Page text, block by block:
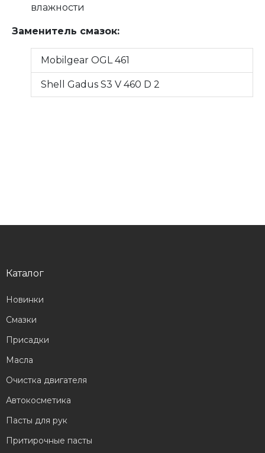
влажности
Заменитель смазок:
Mobilgear OGL 461
Shell Gadus S3 V 460 D 2
Каталог
Новинки
Смазки
Присадки
Масла
Очистка двигателя
Автокосметика
Пасты для рук
Притирочные пасты